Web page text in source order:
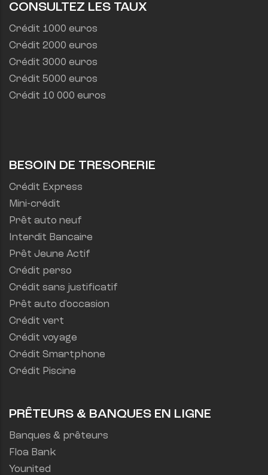
CONSULTEZ LES TAUX
Crédit 1000 euros
Crédit 2000 euros
Crédit 3000 euros
Crédit 5000 euros
Crédit 10 000 euros
BESOIN DE TRESORERIE
Crédit Express
Mini-crédit
Prêt auto neuf
Interdit Bancaire
Prêt Jeune Actif
Crédit perso
Crédit sans justificatif
Prêt auto d'occasion
Crédit vert
Crédit voyage
Crédit Smartphone
Crédit Piscine
PRÊTEURS & BANQUES EN LIGNE
Banques & prêteurs
Floa Bank
Younited